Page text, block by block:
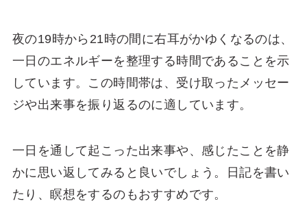
夜の19時から21時の間に右耳がかゆくなるのは、
一日のエネルギーを整理する時間であることを示
しています。この時間帯は、受け取ったメッセー
ジや出来事を振り返るのに適しています。
一日を通して起こった出来事や、感じたことを静
かに思い返してみると良いでしょう。日記を書い
たり、瞑想をするのもおすすめです。